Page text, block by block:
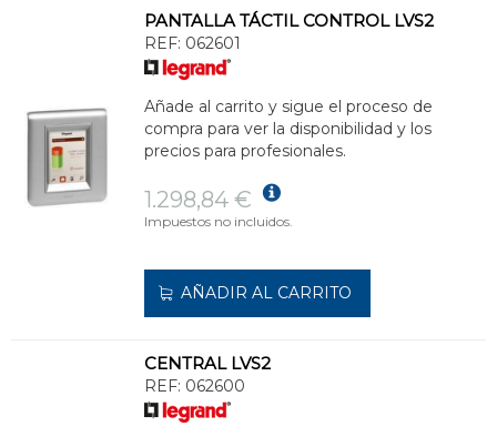
PANTALLA TÁCTIL CONTROL LVS2
REF: 062601
Añade al carrito y sigue el proceso de
compra para ver la disponibilidad y los
precios para profesionales.
1.298,84 €
Impuestos no incluidos.
AÑADIR AL CARRITO
CENTRAL LVS2
REF: 062600